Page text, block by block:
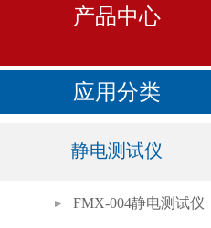
产品中心
应用分类
静电测试仪
FMX-004静电测试仪